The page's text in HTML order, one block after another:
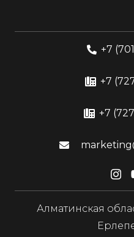
+7
+7
+7
Алматинская